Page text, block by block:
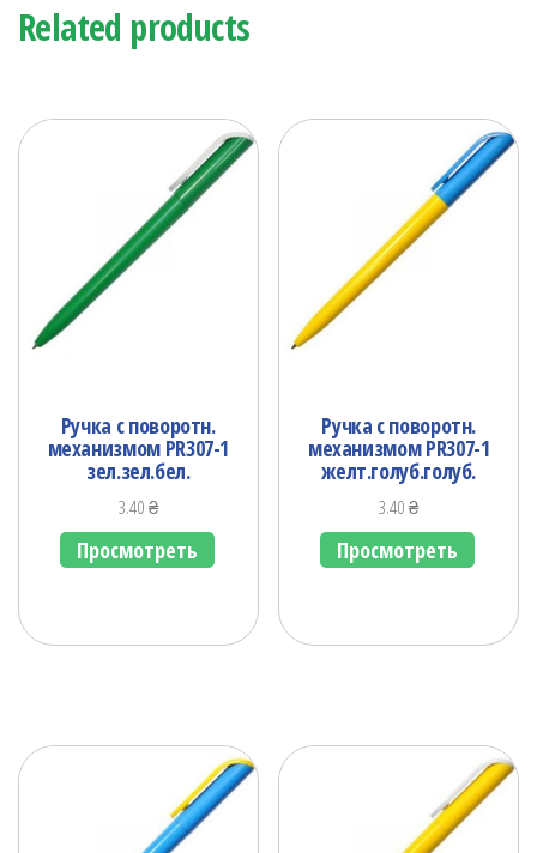
Related products
Ручка с поворотн.
механизмом PR307-1
зел.зел.бел.
3.40₴
Просмотреть
Ручка с поворотн.
механизмом PR307-1
желт.голуб.голуб.
3.40₴
Просмотреть